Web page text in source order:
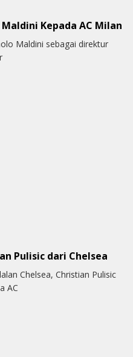
Kepada AC Milan
Maldini sebagai direktur
Pulisic dari Chelsea
Chelsea, Christian Pulisic
AC